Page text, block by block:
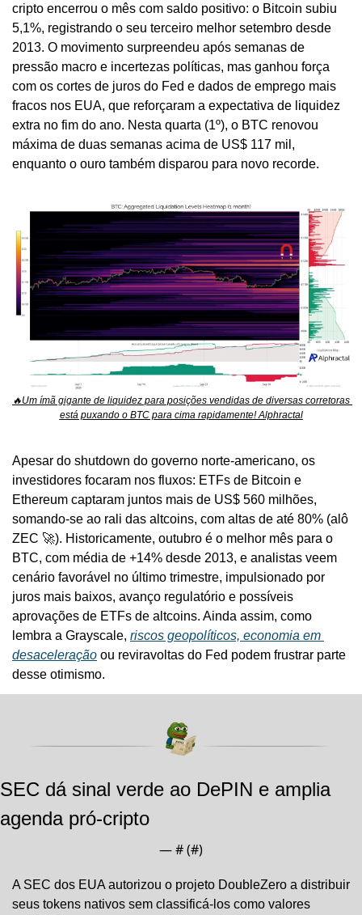
cripto encerrou o mês com saldo positivo: o Bitcoin subiu
5,1%, registrando o seu terceiro melhor setembro desde
2013. O movimento surpreendeu após semanas de
pressão macro e incertezas políticas, mas ganhou força
com os cortes de juros do Fed e dados de emprego mais
fracos nos EUA, que reforçaram a expectativa de liquidez
extra no fim do ano. Nesta quarta (1º), o BTC renovou
máxima de duas semanas acima de US$ 117 mil,
enquanto o ouro também disparou para novo recorde.
🔥Um ímã gigante de liquidez para posições vendidas de diversas corretoras
está puxando o BTC para cima rapidamente! Alphractal
Apesar do shutdown do governo norte-americano, os
investidores focaram nos fluxos: ETFs de Bitcoin e
Ethereum captaram juntos mais de US$ 560 milhões,
somando-se ao rali das altcoins, com altas de até 80% (alô
ZEC 🚀). Historicamente, outubro é o melhor mês para o
BTC, com média de +14% desde 2013, e analistas veem
cenário favorável no último trimestre, impulsionado por
juros mais baixos, avanço regulatório e possíveis
aprovações de ETFs de altcoins. Ainda assim, como
lembra a Grayscale, riscos geopolíticos, economia em
desaceleração ou reviravoltas do Fed podem frustrar parte
desse otimismo.
SEC dá sinal verde ao DePIN e amplia
agenda pró-cripto
— # (#)
A SEC dos EUA autorizou o projeto DoubleZero a distribuir
seus tokens nativos sem classificá-los como valores